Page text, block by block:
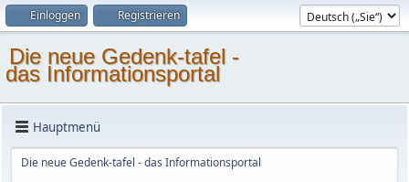
Einloggen Registrieren
Die neue Gedenk-tafel -
das Informationsportal
Hauptmenü
Die neue Gedenk-tafel - das Informationsportal